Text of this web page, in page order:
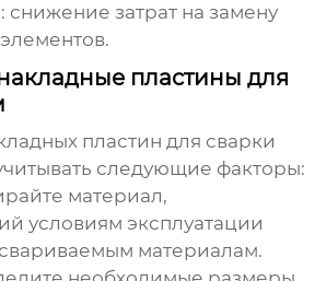
снижение затрат на замену
пластины для
пластин для сварки
следующие факторы:
материал,
условиям эксплуатации
материалам.